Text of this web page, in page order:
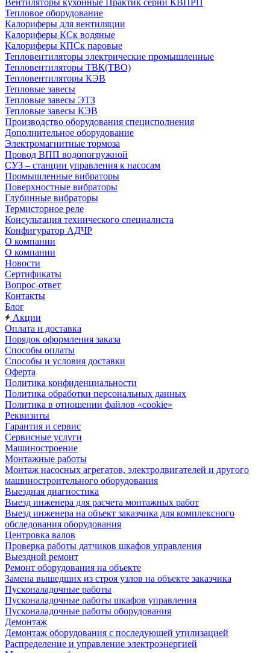
Вентиляторы кухонные Практик серии КВПРП
Тепловое оборудование
Калориферы для вентиляции
Калориферы КСк водяные
Калориферы КПСк паровые
Тепловентиляторы электрические промышленные
Тепловентиляторы ТВК(ТВО)
Тепловентиляторы КЭВ
Тепловые завесы
Тепловые завесы ЭТЗ
Тепловые завесы КЭВ
Производство оборудования специсполнения
Дополнительное оборудование
Электромагнитные тормоза
Провод ВПП водопогружной
СУЗ – станции управления к насосам
Промышленные вибраторы
Поверхностные вибраторы
Глубинные вибраторы
Термисторное реле
Консультация технического специалиста
Конфигуратор АДЧР
О компании
О компании
Новости
Сертификаты
Вопрос-ответ
Контакты
Блог
Акции
Оплата и доставка
Порядок оформления заказа
Способы оплаты
Способы и условия доставки
Оферта
Политика конфиденциальности
Политика обработки персональных данных
Политика в отношении файлов «cookie»
Реквизиты
Гарантия и сервис
Сервисные услуги
Машиностроение
Монтажные работы
Монтаж насосных агрегатов, электродвигателей и другого
машиностроительного оборудования
Выездная диагностика
Выезд инженера для расчета монтажных работ
Выезд инженера на объект заказчика для комплексного
обследования оборудования
Центровка валов
Проверка работы датчиков шкафов управления
Выездной ремонт
Ремонт оборудования на объекте
Замена вышедших из строя узлов на объекте заказчика
Пусконаладочные работы
Пусконаладочные работы шкафов управления
Пусконаладочные работы оборудования
Демонтаж
Демонтаж оборудования с последующей утилизацией
Распределение и управление электроэнергией